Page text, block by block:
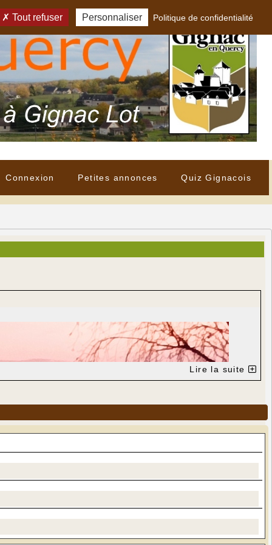
Connexion Petites annonces Quiz Gignacois
Lire la suite
Tout refuser Personnaliser Politique de confidentialité